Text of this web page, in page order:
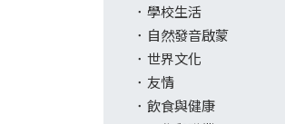
學校生活
自然發音啟蒙
世界文化
友情
飲食與健康